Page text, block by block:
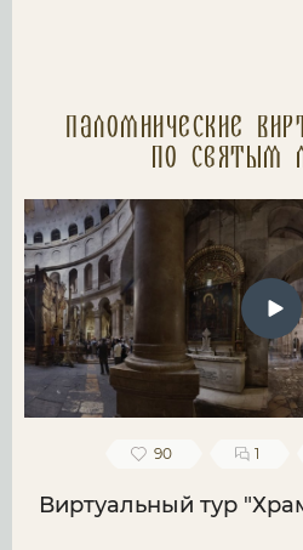
Паломнические
по святым
90 1
Виртуальный тур